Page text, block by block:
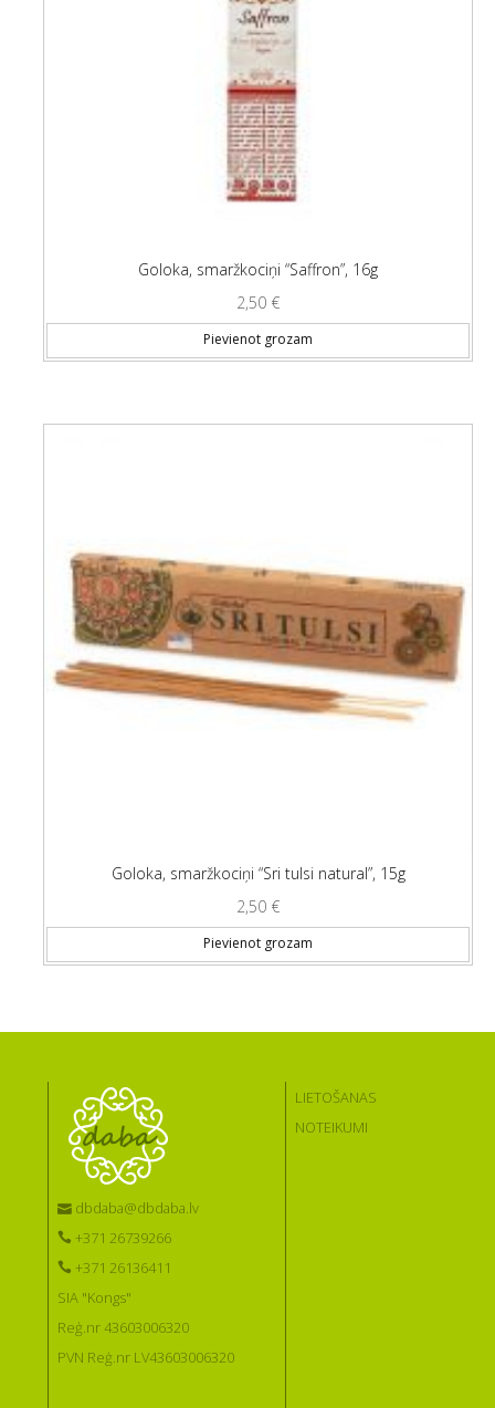
Goloka, smaržkociņi “Saffron”, 16g
2,50 €
Pievienot grozam
Goloka, smaržkociņi “Sri tulsi natural”, 15g
2,50 €
Pievienot grozam
dbdaba@dbdaba.lv
+371 26739266
+371 26136411
SIA "Kongs"
Reģ.nr 43603006320
PVN Reģ.nr LV43603006320
LIETOŠANAS
NOTEIKUMI